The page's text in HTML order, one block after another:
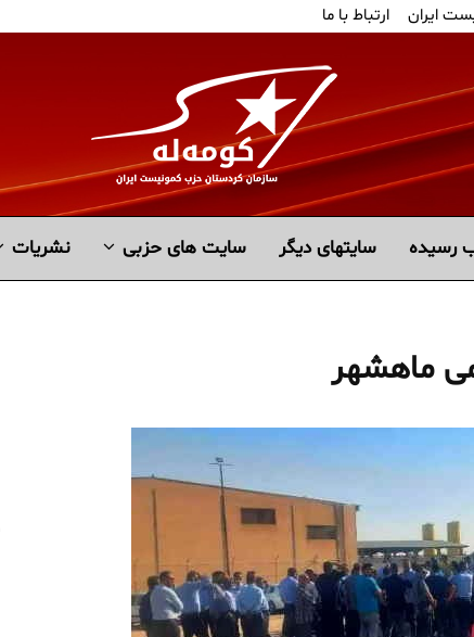
ایران ارتباط با ما
رسیده سايتهاى ديگر سایت های حزبی نشریات
ماهشهر